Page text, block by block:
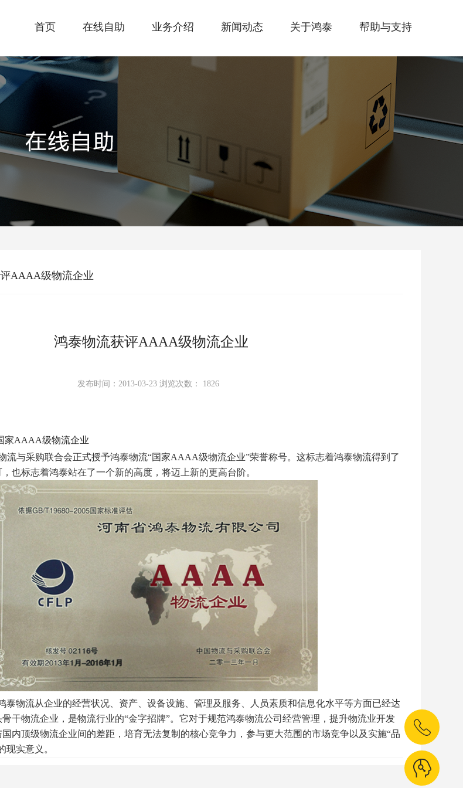
首页 在线自助 业务介绍 新闻动态 关于鸿泰 帮助与支持
AAAA级物流企业
鸿泰物流获评AAAA级物流企业
发布时间：2013-03-23 浏览次数： 1826
家AAAA级物流企业
流与采购联合会正式授予鸿泰物流“国家AAAA级物流企业”荣誉称号。这标志着鸿泰物流得到了
也标志着鸿泰站在了一个新的高度，将迈上新的更高台阶。
泰物流从企业的经营状况、资产、设备设施、管理及服务、人员素质和信息化水平等方面已经达
干物流企业，是物流行业的“金字招牌”。它对于规范鸿泰物流公司经营管理，提升物流业开发
内顶级物流企业间的差距，培育无法复制的核心竞争力，参与更大范围的市场竞争以及实施“品
现实意义。